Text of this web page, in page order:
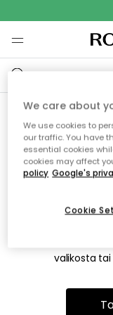
Emme
Tämä voi johtua
on siirretty
valikosta
We care about
We use cookies to
our traffic. You have
essential cookies
cookies may affect
policy Google's
Cookie